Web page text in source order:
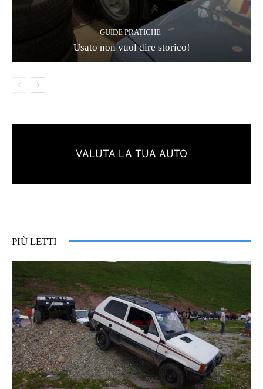
GUIDE PRATICHE
Usato non vuol dire storico!
VALUTA LA TUA AUTO
PIÙ LETTI